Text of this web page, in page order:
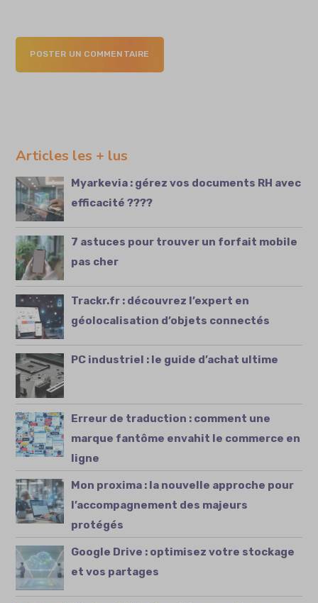
POSTER UN COMMENTAIRE
Articles les + lus
Myarkevia : gérez vos documents RH avec
efficacité ????
7 astuces pour trouver un forfait mobile
pas cher
Trackr.fr : découvrez l’expert en
géolocalisation d’objets connectés
PC industriel : le guide d’achat ultime
Erreur de traduction : comment une
marque fantôme envahit le commerce en
ligne
Mon proxima : la nouvelle approche pour
l’accompagnement des majeurs
protégés
Google Drive : optimisez votre stockage
et vos partages